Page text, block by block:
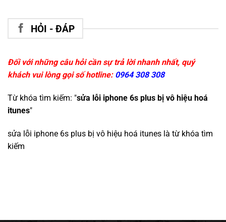
HỎI - ĐÁP
Đối với những câu hỏi cần sự trả lời nhanh nhất, quý
khách vui lòng gọi số hotline: 0964 308 308
Từ khóa tìm kiếm: "sửa lỗi iphone 6s plus bị vô hiệu hoá
itunes"
sửa lỗi iphone 6s plus bị vô hiệu hoá itunes là từ khóa tìm
kiếm